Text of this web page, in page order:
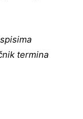
termina